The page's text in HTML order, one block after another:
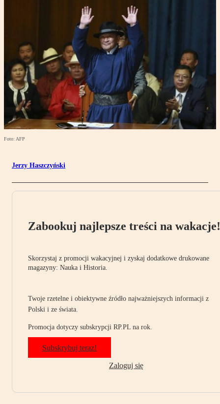
Foto: AFP
Jerzy Haszczyński
Zabookuj najlepsze treści na wakacje!
Skorzystaj z promocji wakacyjnej i zyskaj dodatkowe drukowane
magazyny: Nauka i Historia.
Twoje rzetelne i obiektywne źródło najważniejszych informacji z
Polski i ze świata.
Promocja dotyczy subskrypcji RP.PL na rok.
Subskrybuj teraz!
Zaloguj się